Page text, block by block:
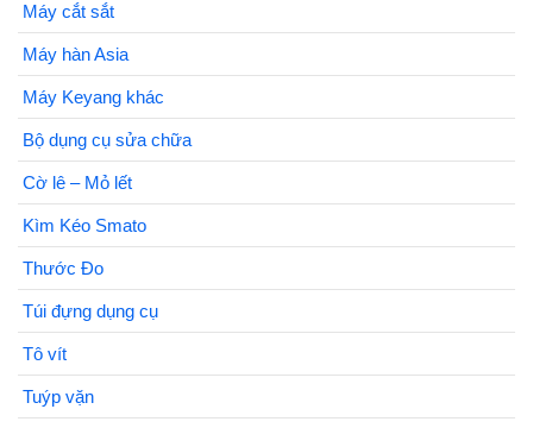
Máy cắt sắt
Máy hàn Asia
Máy Keyang khác
Bộ dụng cụ sửa chữa
Cờ lê – Mỏ lết
Kìm Kéo Smato
Thước Đo
Túi đựng dụng cụ
Tô vít
Tuýp vặn